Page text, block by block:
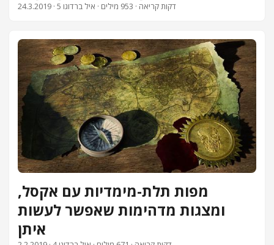
24.3.2019 · 5 דקות קריאה · 953 מילים · איל ברדוגו
מפות תלת-מימדיות עם אקסל,
ומצגות מדהימות שאפשר לעשות
איתן